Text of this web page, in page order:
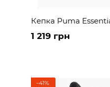
Кепка Puma
1 219 грн
−41%